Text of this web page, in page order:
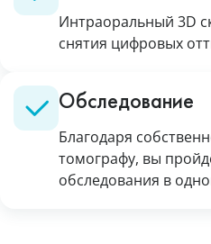
Интраоральный 3D
снятия цифровых
Обследование
Благодаря
томографу, вы
обследования в